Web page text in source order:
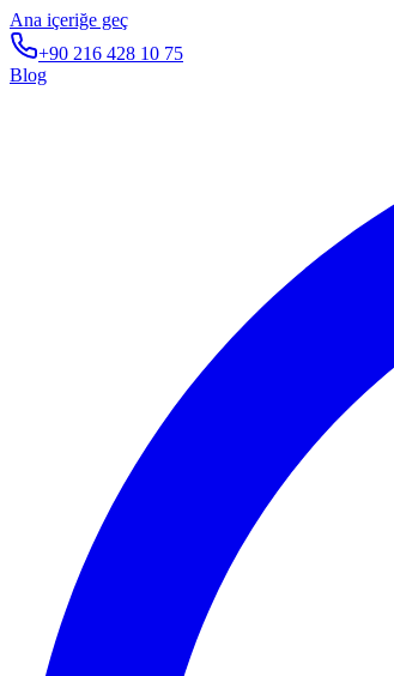
Ana içeriğe geç
+90 216 428 10 75
Blog